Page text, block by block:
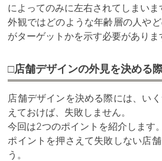
によってのみに左右されてしまいま
外観ではどのような年齢層の人や
がターゲットかを示す必要がありま
□店舗デザインの外見を決める
店舗デザインを決める際には、い
えておけば、失敗しません。
今回は2つのポイントを紹介します。
ポイントを押さえて失敗しない店
う。